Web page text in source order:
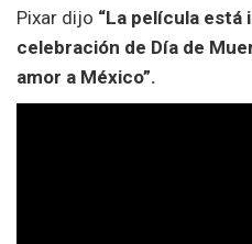
Pixar dijo “La película está
celebración de Día de
amor a México”.